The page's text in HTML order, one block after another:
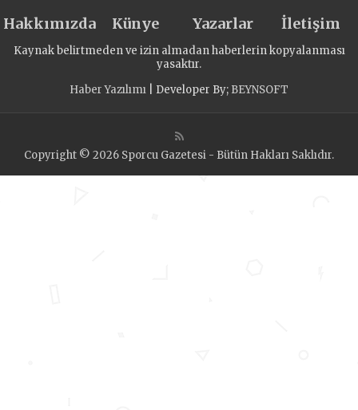
Hakkımızda Künye Yazarlar İletişim
Kaynak belirtmeden ve izin almadan haberlerin kopyalanması
yasaktır.
Haber Yazılımı | Developer By; BEYNSOFT
Copyright © 2026 Sporcu Gazetesi - Bütün Hakları Saklıdır.